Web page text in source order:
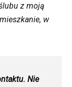
z moją
w
Nie